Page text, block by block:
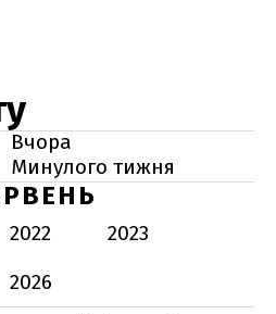
Вчора
Минулого тижня
2022
2023
2026